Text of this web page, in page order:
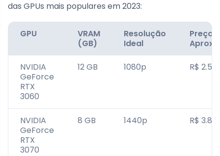
das GPUs mais populares em 2023:
GPU
VRAM
(GB)
Resolução
Ideal
Preço
NVIDIA
GeForce
RTX
3060
12 GB 1080p R$
NVIDIA
GeForce
RTX
3070
8 GB 1440p R$